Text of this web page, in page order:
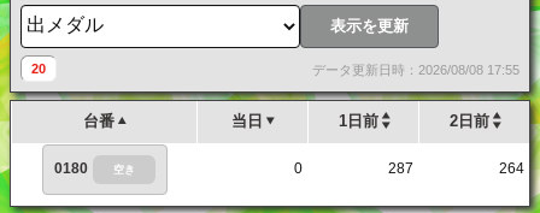
表示を更新
20 データ更新日時：2026/08/08 17:55
台番 当日 1日前 2日前
0180 空き 0 287 264